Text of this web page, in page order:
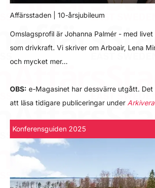
Affärsstaden | 10-årsjubileum
Omslagsprofil är Johanna Palmér - med
som drivkraft. Vi skriver om Arboair, Lena
och mycket mer…
OBS: e-Magasinet har dessvärre utgått.
att läsa tidigare publiceringar under
Konferensguiden 2025